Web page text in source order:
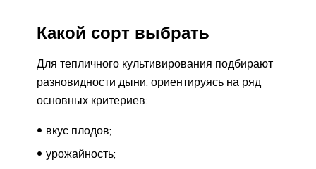
Какой сорт выбрать
Для тепличного культивирования подбирают
разновидности дыни, ориентируясь на ряд
основных критериев:
вкус плодов;
урожайность;